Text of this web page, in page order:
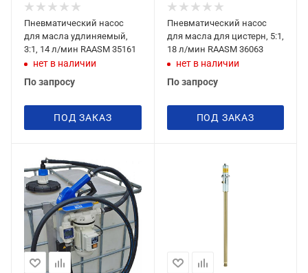
Пневматический насос
для масла удлиняемый,
3:1, 14 л/мин RAASM 35161
нет в наличии
По запросу
ПОД ЗАКАЗ
Пневматический насос
для масла для цистерн, 5:1,
18 л/мин RAASM 36063
нет в наличии
По запросу
ПОД ЗАКАЗ